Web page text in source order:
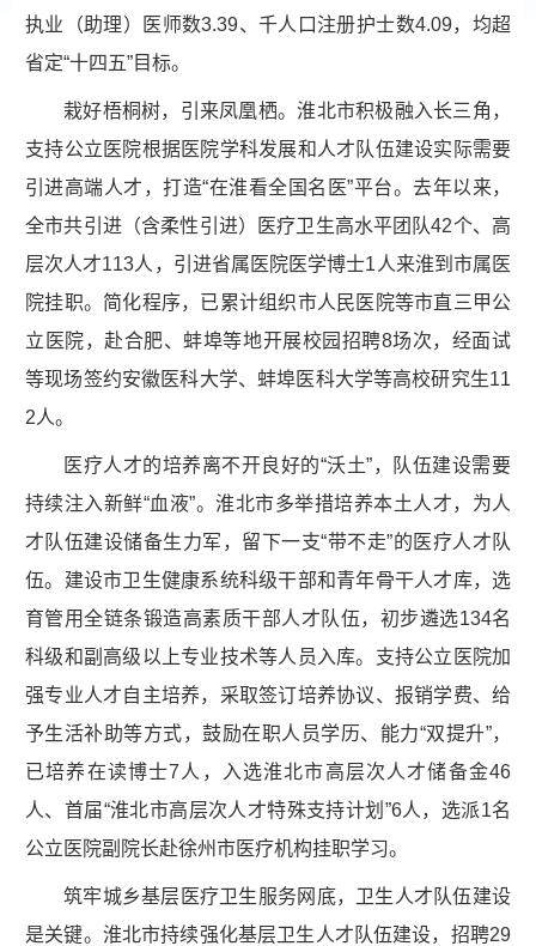
执业（助理）医师数3.39、千人口注册护士数4.09，均超
省定“十四五”目标。
栽好梧桐树，引来凤凰栖。淮北市积极融入长三角，
支持公立医院根据医院学科发展和人才队伍建设实际需要
引进高端人才，打造“在淮看全国名医”平台。去年以来，
全市共引进（含柔性引进）医疗卫生高水平团队42个、高
层次人才113人，引进省属医院医学博士1人来淮到市属医
院挂职。简化程序，已累计组织市人民医院等市直三甲公
立医院，赴合肥、蚌埠等地开展校园招聘8场次，经面试
等现场签约安徽医科大学、蚌埠医科大学等高校研究生11
2人。
医疗人才的培养离不开良好的“沃土”，队伍建设需要
持续注入新鲜“血液”。淮北市多举措培养本土人才，为人
才队伍建设储备生力军，留下一支“带不走”的医疗人才队
伍。建设市卫生健康系统科级干部和青年骨干人才库，选
育管用全链条锻造高素质干部人才队伍，初步遴选134名
科级和副高级以上专业技术等人员入库。支持公立医院加
强专业人才自主培养，采取签订培养协议、报销学费、给
予生活补助等方式，鼓励在职人员学历、能力“双提升”，
已培养在读博士7人，入选淮北市高层次人才储备金46
人、首届“淮北市高层次人才特殊支持计划”6人，选派1名
公立医院副院长赴徐州市医疗机构挂职学习。
筑牢城乡基层医疗卫生服务网底，卫生人才队伍建设
是关键。淮北市持续强化基层卫生人才队伍建设，招聘29